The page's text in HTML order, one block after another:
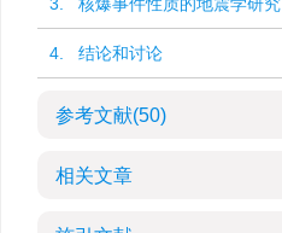
4. 结论和讨论
参考文献(50)
相关文章